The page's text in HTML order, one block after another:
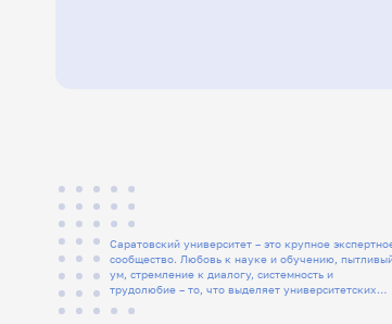
Саратовский университет – это крупное
сообщество. Любовь к науке и обучению,
ум, стремление к диалогу, системность и
трудолюбие – то, что выделяет университетских